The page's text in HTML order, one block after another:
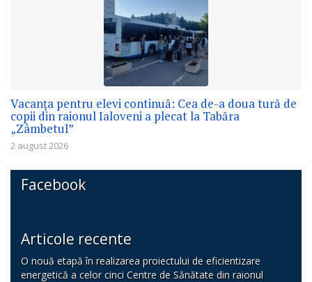
Vacanța pentru elevi continuă: Cea de-a doua tură de
copii din raionul Ialoveni a plecat la Tabăra
„Zâmbetul”
2 august 2026
Facebook
Articole recente
O nouă etapă în realizarea proiectului de eficientizare
energetică a celor cinci Centre de Sănătate din raionul